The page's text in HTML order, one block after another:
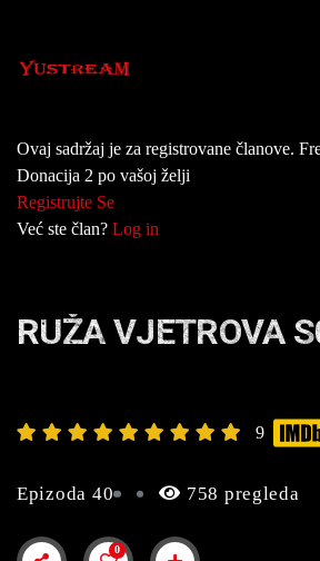
Ovaj sadržaj je za registrovane članove.
Donacija 2 po vašoj želji
Registrujte Se
Već ste član? Log in
RUŽA VJETROVA
9
Epizoda 40 758 pregleda
0